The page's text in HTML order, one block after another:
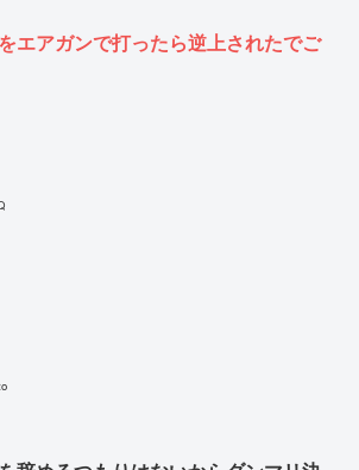
エアガンで打ったら逆上されたでご